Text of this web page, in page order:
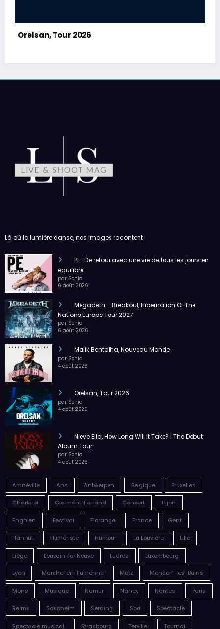
Nieve Ella, How Long Will It Take? | The Debut
PE : De retour avec une vie de tous les jours en
équilibre
par Sonia
Megadeth – Breakout, Hibernation Of The
Nations Europe Tour 2027
par Sonia
Malik Bentalha, Nouveau Monde
par Sonia
Orelsan, Tour 2026
par Sonia
Nieve Ella, How Long Will It Take? | The Debut
Album Tour
par Sonia
Amnéville Ans Antwerpen Belgique Bruxelles
Charleroi Clermont-Ferrand Concert Dijon
Enghien Festival Florange France Gent
Hannut Humoriste humour La Louvière Lille
Liège Louvain-la-Neuve Ludres Luxembourg
Lyon Marche-en-Famenne Metz Mondorf-les-Bains
Mons Musique Namur Nancy Nantes Paris
Reims Sausheim Seraing Spa Spectacle